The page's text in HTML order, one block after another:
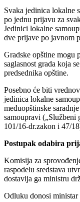
Svaka jedinica lokalne
po jednu prijavu za
Jedinici lokalne
dve prijave po javnom
Gradske opštine mogu
saglasnost grada koja
predsednika opštine.
Posebno će biti
jedinica lokalne
međuopštinske
samoupravi („Službeni
101/16-dr.zakon i 47/
Postupak odabira
Komisija za
raspodelu sredstava
dostavlja ga ministru
Odluku donosi ministar